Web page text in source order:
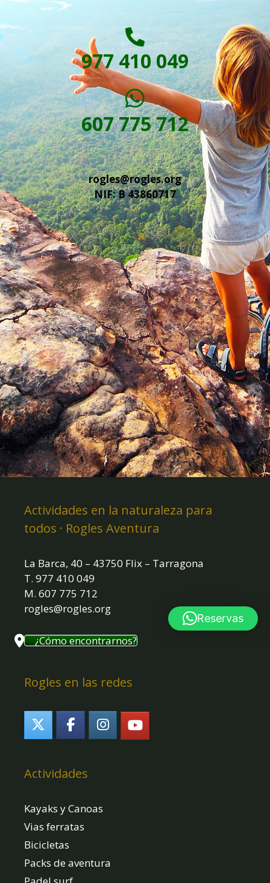
977 410 049
607 775 712
rogles@rogles.org
NIF: B 43860717
Actividades en la naturaleza para
todos · Rogles Aventura
La Barca, 40 – 43750 Flix – Tarragona
T. 977 410 049
M. 607 775 712
rogles@rogles.org
¿Cómo encontrarnos?
Rogles en las redes
Actividades
Kayaks y Canoas
Vias ferratas
Bicicletas
Packs de aventura
Reservas